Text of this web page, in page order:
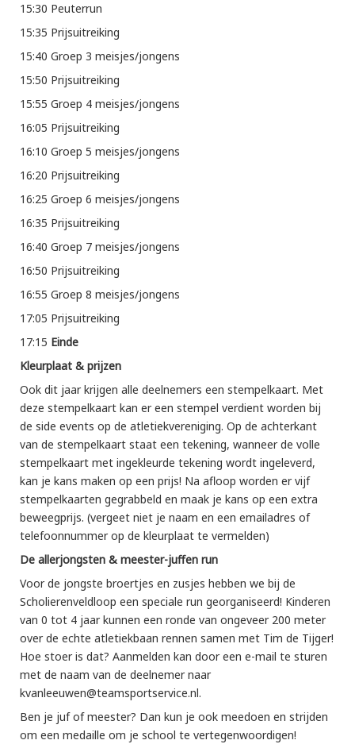
15:30 Peuterrun
15:35 Prijsuitreiking
15:40 Groep 3 meisjes/jongens
15:50 Prijsuitreiking
15:55 Groep 4 meisjes/jongens
16:05 Prijsuitreiking
16:10 Groep 5 meisjes/jongens
16:20 Prijsuitreiking
16:25 Groep 6 meisjes/jongens
16:35 Prijsuitreiking
16:40 Groep 7 meisjes/jongens
16:50 Prijsuitreiking
16:55 Groep 8 meisjes/jongens
17:05 Prijsuitreiking
17:15 Einde
Kleurplaat & prijzen
Ook dit jaar krijgen alle deelnemers een stempelkaart. Met
deze stempelkaart kan er een stempel verdient worden bij
de side events op de atletiekvereniging. Op de achterkant
van de stempelkaart staat een tekening, wanneer de volle
stempelkaart met ingekleurde tekening wordt ingeleverd,
kan je kans maken op een prijs! Na afloop worden er vijf
stempelkaarten gegrabbeld en maak je kans op een extra
beweegprijs. (vergeet niet je naam en een emailadres of
telefoonnummer op de kleurplaat te vermelden)
De allerjongsten & meester-juffen run
Voor de jongste broertjes en zusjes hebben we bij de
Scholierenveldloop een speciale run georganiseerd! Kinderen
van 0 tot 4 jaar kunnen een ronde van ongeveer 200 meter
over de echte atletiekbaan rennen samen met Tim de Tijger!
Hoe stoer is dat? Aanmelden kan door een e-mail te sturen
met de naam van de deelnemer naar
kvanleeuwen@teamsportservice.nl.
Ben je juf of meester? Dan kun je ook meedoen en strijden
om een medaille om je school te vertegenwoordigen!